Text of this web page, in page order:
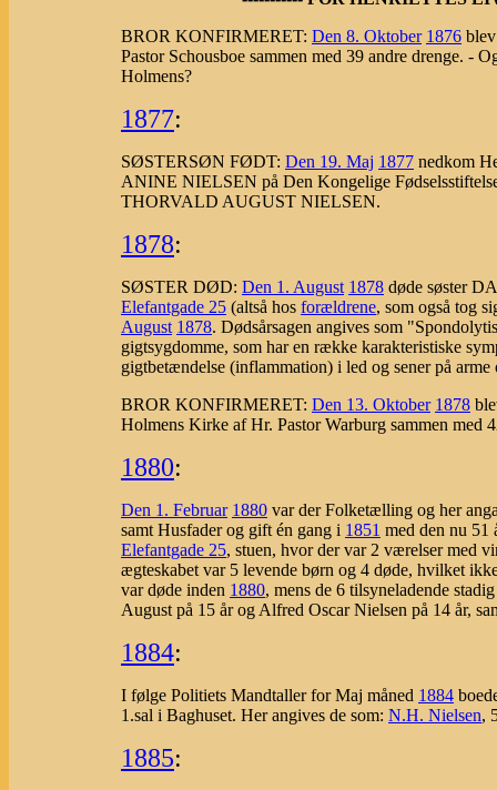
BROR KONFIRMERET: Den 8. Oktober 1876
Pastor Schousboe sammen med 39 andre drenge. -
Holmens?
1877:
SØSTERSØN FØDT: Den 19. Maj 1877 nedkom
ANINE NIELSEN på Den Kongelige
THORVALD AUGUST NIELSEN.
1878:
SØSTER DØD: Den 1. August 1878 døde søster
Elefantgade 25 (altså hos forældrene, som også tog
August 1878. Dødsårsagen angives som
gigtsygdomme, som har en række karakteristiske
gigtbetændelse (inflammation) i led og sener på
BROR KONFIRMERET: Den 13. Oktober 1878
Holmens Kirke af Hr. Pastor Warburg sammen med
1880:
Den 1. Februar 1880 var der Folketælling og her
samt Husfader og gift én gang i 1851 med den nu 51
Elefantgade 25, stuen, hvor der var 2 værelser med
ægteskabet var 5 levende børn og 4 døde, hvilket
var døde inden 1880, mens de 6 tilsyneladende
August på 15 år og Alfred Oscar Nielsen på 14 år,
1884:
I følge Politiets Mandtaller for Maj måned 1884
1.sal i Baghuset. Her angives de som: N.H. Nielsen,
1885: